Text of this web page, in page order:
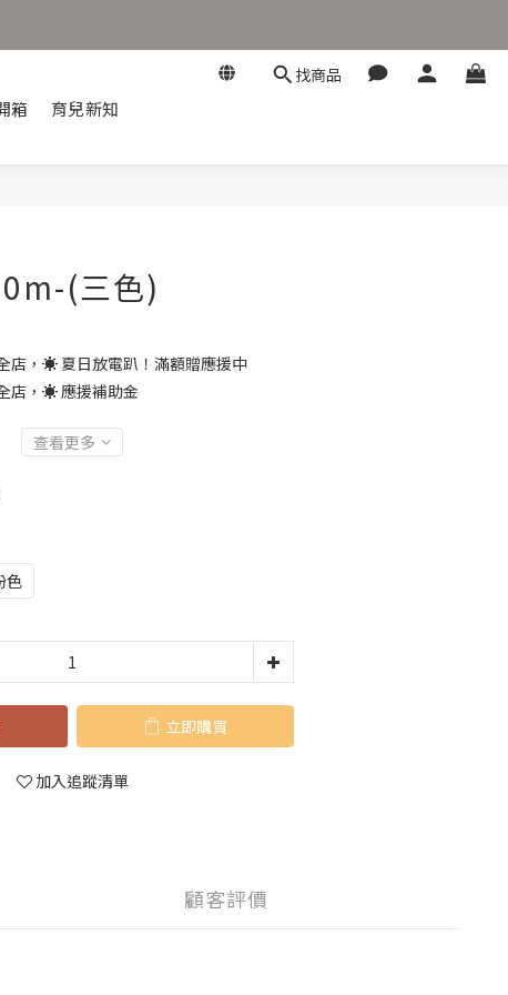
找商品
箱 育兒新知
(三色)
店，☀️ 夏日放電趴！滿額贈應援中
店，☀️ 應援補助金
查看更多
色
立即購買
加入追蹤清單
顧客評價